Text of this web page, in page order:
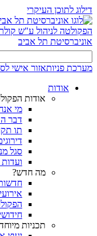
דילוג לתוכן העיקרי
הפקולטה לניהול ע"ש קולר
אוניברסיטת תל אביב
מערכת פניותאזור אישי
אודות
אודות
מי
דבר
תו
סגל
מה חדש?
תכניות